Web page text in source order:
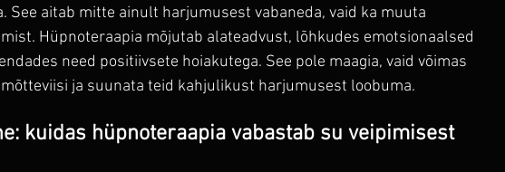
See aitab mitte ainult harjumusest vabaneda, vaid ka muuta
Hüpnoteraapia mõjutab alateadvust, lõhkudes emotsionaalsed
need positiivsete hoiakutega. See pole maagia, vaid võimas
ja suunata teid kahjulikust harjumusest loobuma.
kuidas hüpnoteraapia vabastab su veipimisest